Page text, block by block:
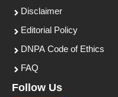
Disclaimer
Editorial Policy
DNPA Code of Ethics
FAQ
Follow Us